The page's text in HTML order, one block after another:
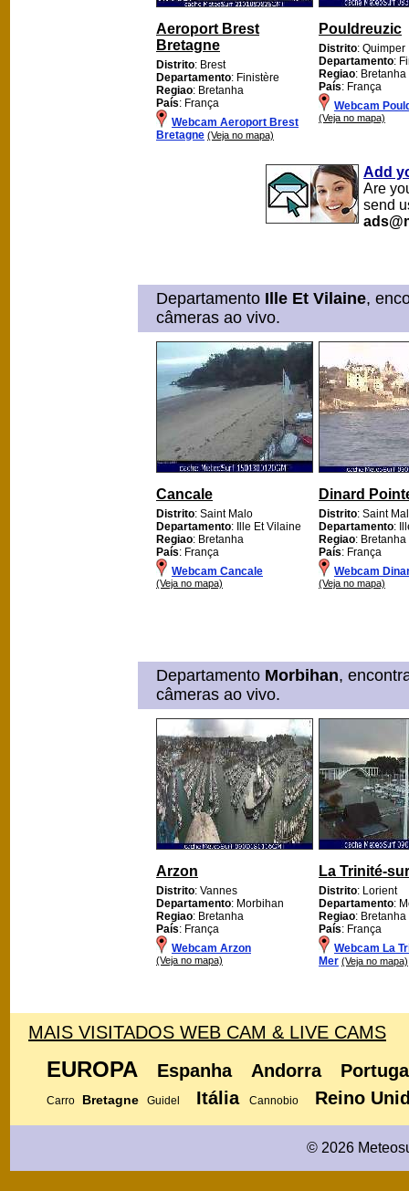
Aeroport Brest
Bretagne
Distrito: Brest
Departamento: Finistère
Regiao: Bretanha
País: França
Webcam Aeroport Brest
Bretagne (Veja no mapa)
Pouldreuzic
Distrito: Quimper
Departamento:
Regiao: Bretanha
País: França
Webcam
(Veja no mapa)
Add
Are
send
Departamento Ille Et Vilaine,
câmeras ao vivo.
Cancale
Distrito: Saint Malo
Departamento: Ille Et Vilaine
Regiao: Bretanha
País: França
Webcam Cancale
(Veja no mapa)
Dinard
Distrito: Saint
Departamento:
Regiao: Bretanha
País: França
Webcam
(Veja no mapa)
Departamento Morbihan,
câmeras ao vivo.
Arzon
Distrito: Vannes
Departamento: Morbihan
Regiao: Bretanha
País: França
Webcam Arzon
(Veja no mapa)
La Trinité-
Distrito: Lorient
Departamento:
Regiao: Bretanha
País: França
Webcam La
Mer (Veja no mapa)
MAIS VISITADOS WEB CAM & LIVE CAMS
EUROPA Espanha Andorra
Carro Bretagne Guidel Itália Cannobio Reino
© 2026